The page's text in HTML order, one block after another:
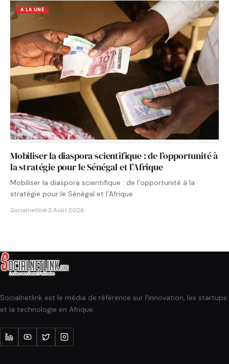
A LA UNE
Mobiliser la diaspora scientifique : de l’opportunité à
la stratégie pour le Sénégal et l’Afrique
Mobiliser la diaspora scientifique : de l’opportunité à la
stratégie pour le Sénégal et l’Afrique
Socialnetlink·3 Août 2026
Socialnetlink est le média de référence sur l'innovation, les startups
et la technologie en Afrique.